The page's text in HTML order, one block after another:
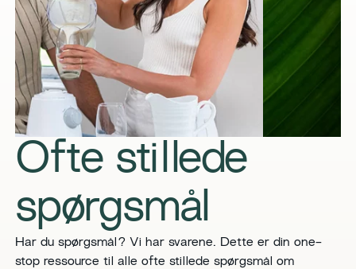
Ofte stillede
spørgsmål
Har du spørgsmål? Vi har svarene. Dette er din one-
stop ressource til alle ofte stillede spørgsmål om